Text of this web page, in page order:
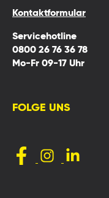
Kontaktformular
Servicehotline
0800 26 76 36 78
Mo-Fr 09-17 Uhr
FOLGE UNS